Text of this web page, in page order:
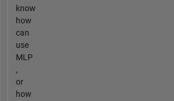
know
how
can
use
MLP
,
or
how